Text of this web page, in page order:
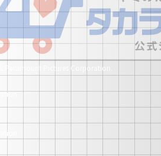
Paramount Pictures Corporation.